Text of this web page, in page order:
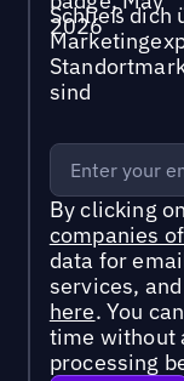
Schließ dich
sind
By clicking
companies
data for
services,
here. You
time without
processing